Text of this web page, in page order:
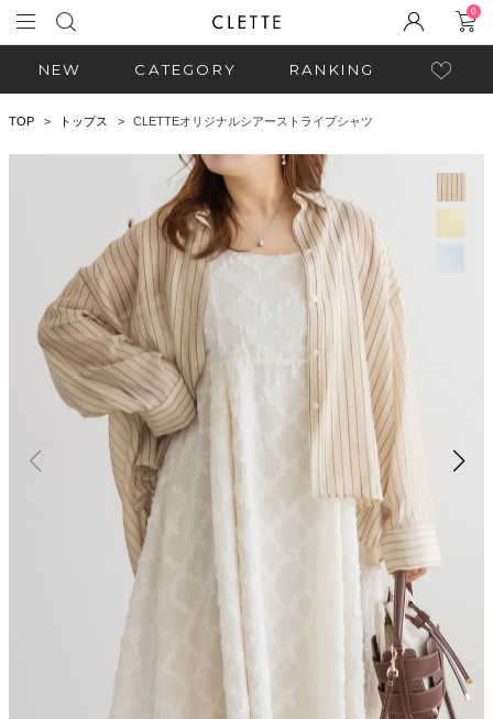
0
NEW CATEGORY RANKING
TOP トップス CLETTEオリジナルシアーストライプシャツ